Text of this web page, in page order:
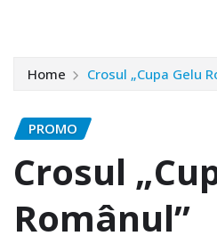
Home Crosul „Cupa Gelu
PROMO
Crosul
Românul”